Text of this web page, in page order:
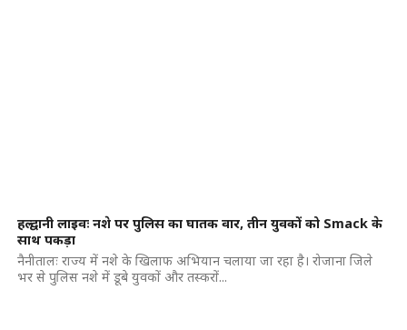
हल्द्वानी लाइवः नशे पर पुलिस का घातक वार, तीन युवकों को Smack के
साथ पकड़ा
नैनीतालः राज्य में नशे के खिलाफ अभियान चलाया जा रहा है। रोजाना जिले
भर से पुलिस नशे में डूबे युवकों और तस्करों...